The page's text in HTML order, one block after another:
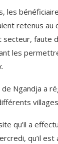
les
retenus au
secteur, faute
les
Ngandja a
qu’il a
qu’il est